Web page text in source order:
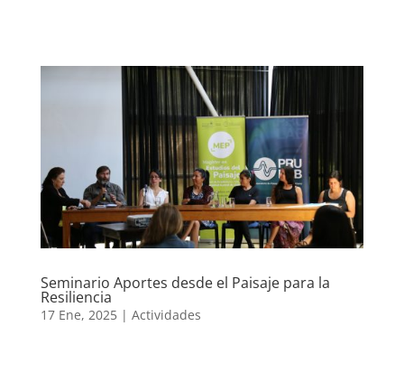
Seminario Aportes desde el Paisaje para la
Resiliencia
17 Ene, 2025| Actividades